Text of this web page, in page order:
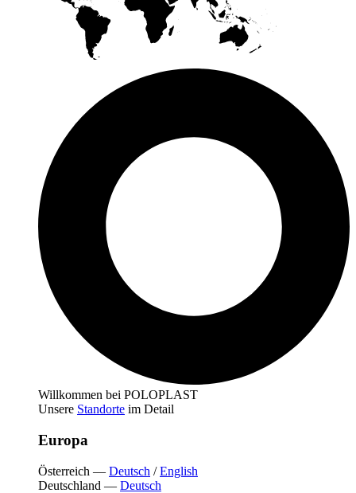
Willkommen bei POLOPLAST
Unsere Standorte im Detail
Europa
Österreich — Deutsch /English
Deutschland — Deutsch